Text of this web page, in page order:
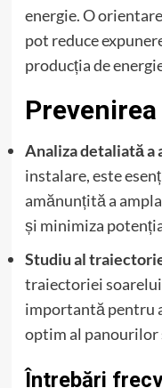
energie. O
pot reduce
producția de
Analiza detaliată a
instalare, este
amănunțită a
și minimiza
Studiu al
traiectoriei
importantă pentru
optim al panourilor
Întrebări